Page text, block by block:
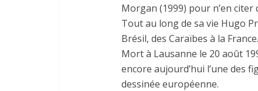
Morgan (1999) pour n’en citer
Tout au long de sa vie Hugo
Brésil, des Caraïbes à la France.
Mort à Lausanne le 20 août
encore aujourd’hui l’une des
dessinée européenne.